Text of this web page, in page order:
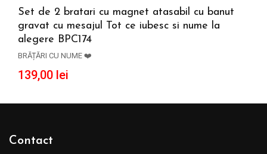
Set de 2 bratari cu magnet atasabil cu banut
gravat cu mesajul Tot ce iubesc si nume la
alegere BPC174
BRĂȚĂRI CU NUME ❤️
139,00 lei
Contact